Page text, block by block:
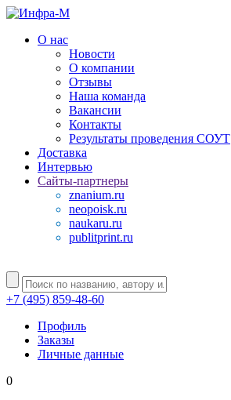
О нас
Новости
О компании
Отзывы
Наша команда
Вакансии
Контакты
Результаты проведения СОУТ
Доставка
Интервью
Сайты-партнеры
znanium.ru
neopoisk.ru
naukaru.ru
publitprint.ru
+7 (495) 859-48-60
Профиль
Заказы
Личные данные
0